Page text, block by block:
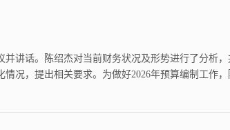
讲话。陈绍杰对当前财务状况及形势进行了分析
况，提出相关要求。为做好2026年预算编制工作